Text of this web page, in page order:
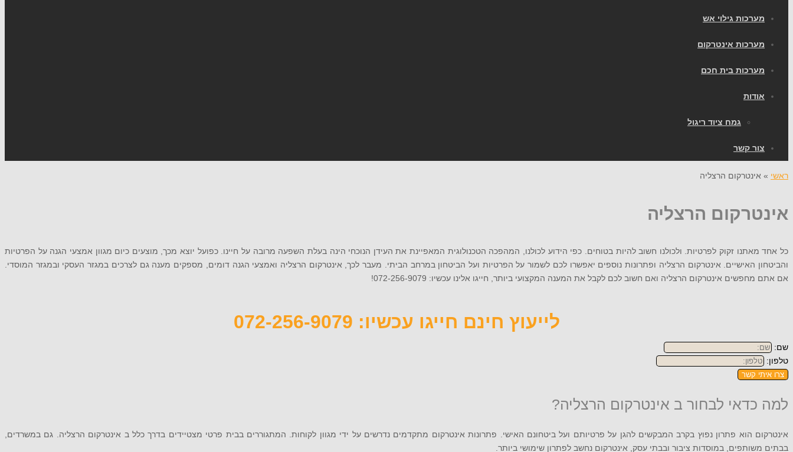
מערכות גילוי אש
מערכות אינטרקום
מערכות בית חכם
אודות
גמח ציוד ריגול
צור קשר
ראשי » אינטרקום הרצליה
אינטרקום הרצליה
כל אחד מאתנו זקוק לפרטיות. ולכולנו חשוב להיות בטוחים. כפי הידוע לכולנו, המהפכה הטכנולוגית המאפיינת את העידן הנוכחי הינה בעלת השפעה מרובה על חיינו. כפועל יוצא מכך, מוצעים כיום מגוון אמצעי הגנה על הפרטיות
והביטחון האישיים. אינטרקום הרצליה ופתרונות נוספים יאפשרו לכם לשמור על הפרטיות ועל הביטחון במרחב הביתי. מעבר לכך, אינטרקום הרצליה ואמצעי הגנה דומים, מספקים מענה גם לצרכים במגזר העסקי ובמגזר המוסדי.
אם אתם מחפשים אינטרקום הרצליה ואם חשוב לכם לקבל את המענה המקצועי ביותר, חייגו אלינו עכשיו: 072-256-9079!
לייעוץ חינם חייגו עכשיו: 072-256-9079
שם:
טלפון:
צרו איתי קשר
למה כדאי לבחור ב אינטרקום הרצליה?
אינטרקום הוא פתרון נפוץ בקרב המבקשים להגן על פרטיותם ועל ביטחונם האישי. פתרונות אינטרקום מתקדמים נדרשים על ידי מגוון לקוחות. המתגוררים בבית פרטי מצטיידים בדרך כלל ב אינטרקום הרצליה. גם במשרדים,
בבתים משותפים, במוסדות ציבור ובבתי עסק, אינטרקום נחשב לפתרון שימושי ביותר.